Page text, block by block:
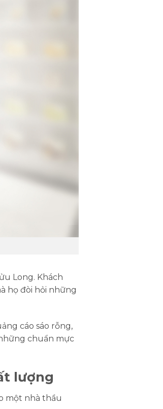
Long. Khách
họ đòi hỏi những
cáo sáo rỗng,
chuẩn mực
lượng
một nhà thầu